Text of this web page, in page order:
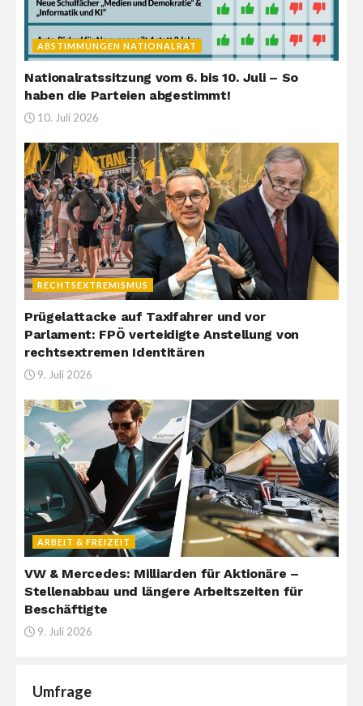
ABSTIMMUNGEN NATIONALRAT
Nationalratssitzung vom 6. bis 10. Juli – So
haben die Parteien abgestimmt!
10. Juli 2026
RECHTSEXTREMISMUS
Prügelattacke auf Taxifahrer und vor
Parlament: FPÖ verteidigte Anstellung von
rechtsextremen Identitären
9. Juli 2026
ARBEIT & FREIZEIT
VW & Mercedes: Milliarden für Aktionäre –
Stellenabbau und längere Arbeitszeiten für
Beschäftigte
9. Juli 2026
Umfrage